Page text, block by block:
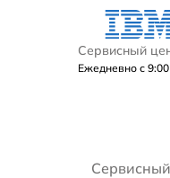
Сервисный
Ежедневно с